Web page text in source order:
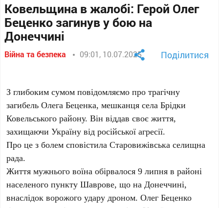
Ковельщина в жалобі: Герой Олег
Беценко загинув у бою на
Донеччині
Війна та безпека 09:01, 10.07.2025 Поділитися
З глибоким сумом повідомляємо про трагічну
загибель Олега Беценка, мешканця села Брідки
Ковельського району. Він віддав своє життя,
захищаючи Україну від російської агресії.
Про це з болем сповістила Старовижівська селищна
рада.
Життя мужнього воїна обірвалося 9 липня в районі
населеного пункту Шаврове, що на Донеччині,
внаслідок ворожого удару дроном. Олег Беценко